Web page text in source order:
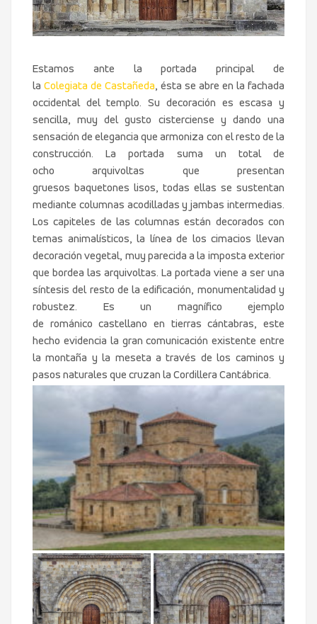
Estamos ante la portada principal de
la Colegiata de Castañeda, ésta se abre en la fachada
occidental del templo. Su decoración es escasa y
sencilla, muy del gusto cisterciense y dando una
sensación de elegancia que armoniza con el resto de la
construcción. La portada suma un total de
ocho arquivoltas que presentan
gruesos baquetones lisos, todas ellas se sustentan
mediante columnas acodilladas y jambas intermedias.
Los capiteles de las columnas están decorados con
temas animalísticos, la línea de los cimacios llevan
decoración vegetal, muy parecida a la imposta exterior
que bordea las arquivoltas. La portada viene a ser una
síntesis del resto de la edificación, monumentalidad y
robustez. Es un magnífico ejemplo
de románico castellano en tierras cántabras, este
hecho evidencia la gran comunicación existente entre
la montaña y la meseta a través de los caminos y
pasos naturales que cruzan la Cordillera Cantábrica.